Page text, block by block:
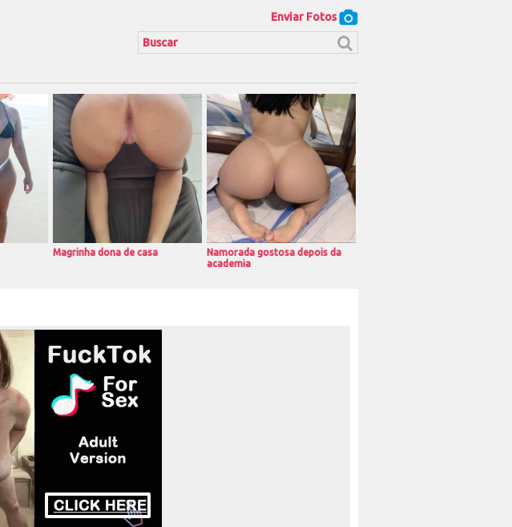
Enviar Fotos
Magrinha dona de casa
Namorada gostosa depois da
academia